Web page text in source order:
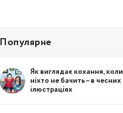
Популярне
Як виглядає кохання, коли
ніхто не бачить – в чесних
ілюстраціях